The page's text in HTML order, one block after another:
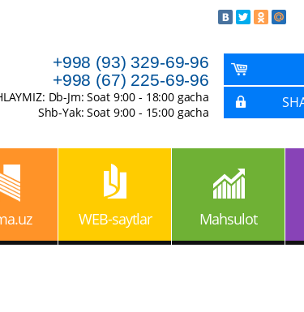
+998 (93) 329-69-96
+998 (67) 225-69-96
Db-Jm: Soat 9:00 - 18:00 gacha
Shb-Yak: Soat 9:00 - 15:00 gacha
WEB-saytlar Mahsulot